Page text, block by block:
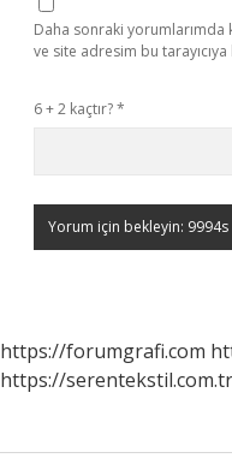
Daha sonraki yorumlarımda
ve site adresim bu
6 + 2 kaçtır?*
https://forumgrafi.com
https://serentekstil.com.tr